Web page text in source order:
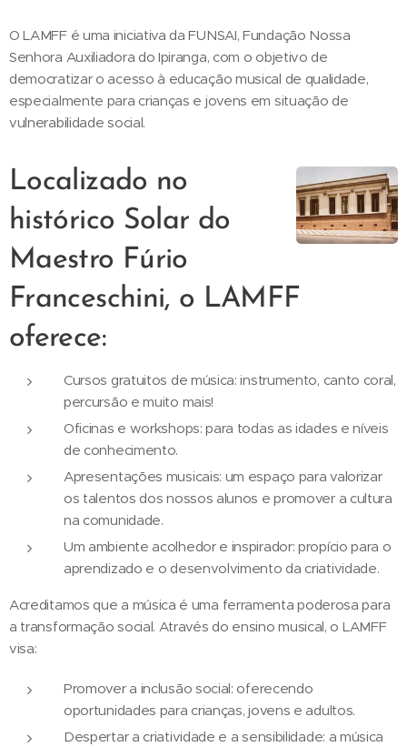
O LAMFF é uma iniciativa da FUNSAI, Fundação Nossa
Senhora Auxiliadora do Ipiranga, com o objetivo de
democratizar o acesso à educação musical de qualidade,
especialmente para crianças e jovens em situação de
vulnerabilidade social.
Localizado no
histórico Solar do
Maestro Fúrio
Franceschini, o LAMFF
oferece:
Cursos gratuitos de música: instrumento, canto coral,
percursão e muito mais!
Oficinas e workshops: para todas as idades e níveis
de conhecimento.
Apresentações musicais: um espaço para valorizar
os talentos dos nossos alunos e promover a cultura
na comunidade.
Um ambiente acolhedor e inspirador: propício para o
aprendizado e o desenvolvimento da criatividade.
Acreditamos que a música é uma ferramenta poderosa para
a transformação social. Através do ensino musical, o LAMFF
visa:
Promover a inclusão social: oferecendo
oportunidades para crianças, jovens e adultos.
Despertar a criatividade e a sensibilidade: a música